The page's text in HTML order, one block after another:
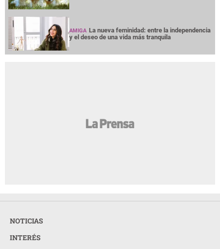
AMIGA La nueva feminidad: entre la independencia
y el deseo de una vida más tranquila
NOTICIAS
INTERÉS